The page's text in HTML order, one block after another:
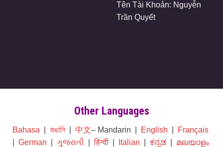
Tên Tài Khoản: Nguyễn
Trần Quyết
Other Languages
Bahasa বাঙালি 中文– Mandarin | English
Français
German ગુજરાતી |हिन्दी| Italian ಕನ್ನಡ| മലയാളം